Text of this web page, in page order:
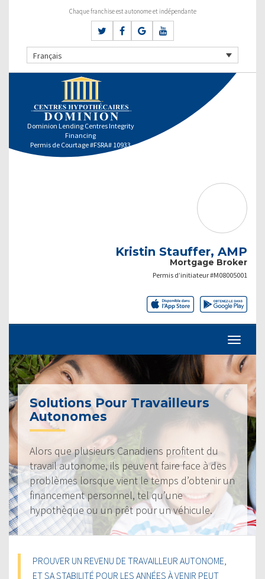
Chaque franchise est autonome et indépendante
Français
Dominion Lending Centres Integrity
Financing
Permis de Courtage #FSRA# 10933
Kristin Stauffer, AMP
Mortgage Broker
Permis d’initiateur #M08005001
Solutions Pour Travailleurs
Autonomes
Alors que plusieurs Canadiens profitent du
travail autonome, ils peuvent faire face à des
problèmes lorsque vient le temps d’obtenir un
financement personnel, tel qu’une
hypothèque ou un prêt pour un véhicule.
PROUVER UN REVENU DE TRAVAILLEUR AUTONOME,
ET SA STABILITÉ POUR LES ANNÉES À VENIR PEUT